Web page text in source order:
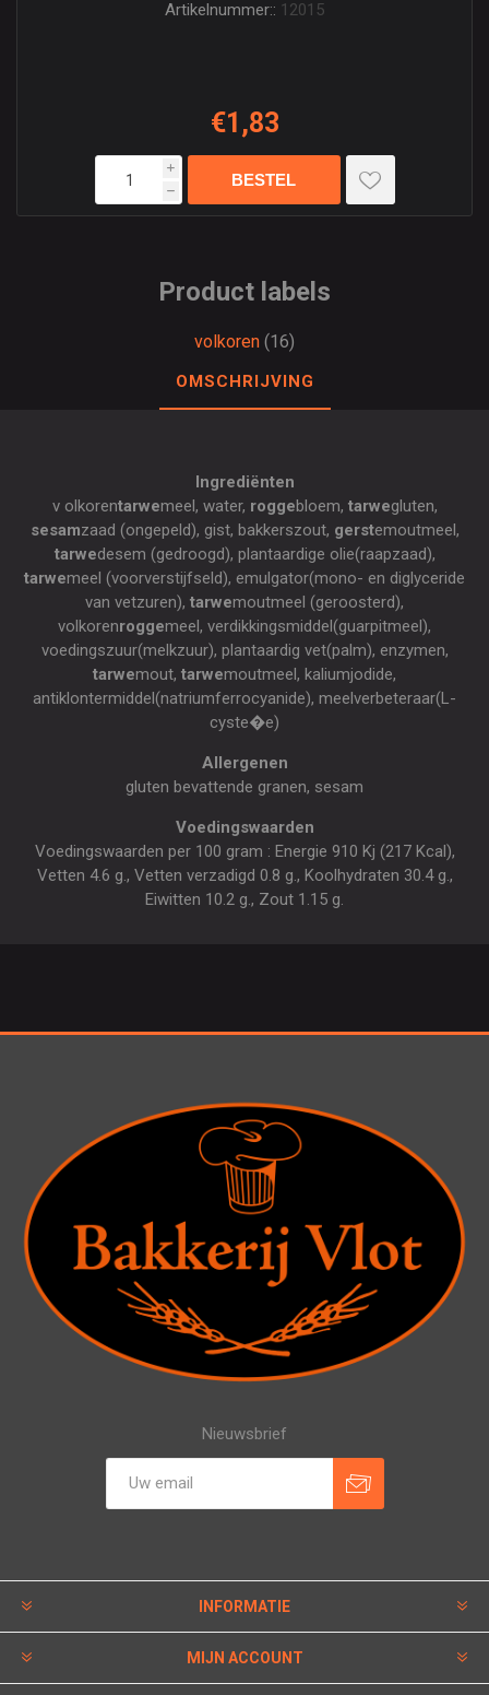
Artikelnummer:: 12015
€1,83
i
h
Product labels
volkoren (16)
OMSCHRIJVING
Ingrediënten
v olkorentarwemeel, water, roggebloem, tarwegluten,
sesamzaad (ongepeld), gist, bakkerszout, gerstemoutmeel,
tarwedesem (gedroogd), plantaardige olie(raapzaad),
tarwemeel (voorverstijfseld), emulgator(mono- en diglyceride
van vetzuren), tarwemoutmeel (geroosterd),
volkorenroggemeel, verdikkingsmiddel(guarpitmeel),
voedingszuur(melkzuur), plantaardig vet(palm), enzymen,
tarwemout, tarwemoutmeel, kaliumjodide,
antiklontermiddel(natriumferrocyanide), meelverbeteraar(L-
cyste�e)
Allergenen
gluten bevattende granen, sesam
Voedingswaarden
Voedingswaarden per 100 gram : Energie 910 Kj (217 Kcal),
Vetten 4.6 g., Vetten verzadigd 0.8 g., Koolhydraten 30.4 g.,
Eiwitten 10.2 g., Zout 1.15 g.
Nieuwsbrief
INFORMATIE
MIJN ACCOUNT